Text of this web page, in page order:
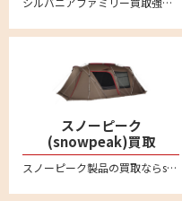
スノーピーク
(snowpeak)買取
スノーピーク製品の買取ならsnowpeak買取専門リムーブにお任せ。スノーピークを売るなら、まずはリムーブにご相談ください。アメニティドーム、リビングシェル、ランドロック、タープ、焚火台、IGTシリーズなどの定番モデルから、Pro.ライン、Pro.airライン、Ivoryラインなど各種製品を喜んで買取致します。廃盤品などや希少モデルもお任せください。全国対応で送料・手数料無料の宅配買取はこちら